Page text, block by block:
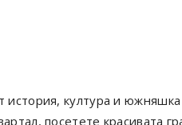
култура и
посетете красивата